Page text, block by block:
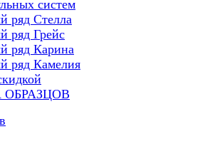
систем
ряд Стелла
ряд Грейс
ряд Карина
ряд Камелия